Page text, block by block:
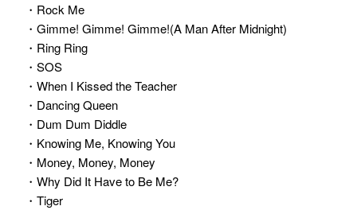
・Rock Me
・Gimme! Gimme! Gimme!(A Man After Midnight)
・Ring Ring
・SOS
・When I Kissed the Teacher
・Dancing Queen
・Dum Dum Diddle
・Knowing Me, Knowing You
・Money, Money, Money
・Why Did It Have to Be Me?
・Tiger